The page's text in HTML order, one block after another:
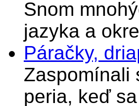
Snom
jazyka a
Páračky,
Zaspomínali
peria, keď